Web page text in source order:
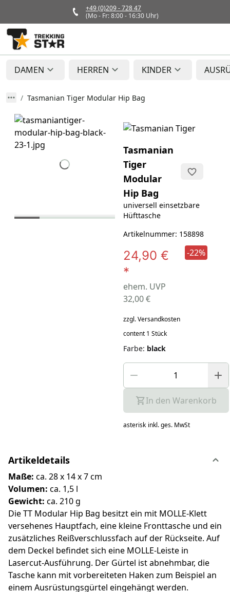
+49 (0)209 - 728 47
(Mo - Fr: 8:00 - 16:30 Uhr)
DAMEN HERREN KINDER
Tasmanian Tiger Modular Hip Bag
Tasmanian
Tiger
Modular
Hip Bag
universell einsetzbare
Hüfttasche
Artikelnummer: 158898
24,90 €
*
ehem. UVP
32,00 €
-22%
zzgl. Versandkosten
content 1 Stück
Farbe: black
In den Warenkorb
asterisk inkl. ges. MwSt
Artikeldetails
Maße: ca. 28 x 14 x 7 cm
Volumen: ca. 1,5 l
Gewicht: ca. 210 g
Die TT Modular Hip Bag besitzt ein mit MOLLE-Klett
versehenes Hauptfach, eine kleine Fronttasche und ein
zusätzliches Reißverschlussfach auf der Rückseite. Auf
dem Deckel befindet sich eine MOLLE-Leiste in
Lasercut-Ausführung. Der Gürtel ist abnehmbar, die
Tasche kann mit vorbereiteten Haken zum Beispiel an
einem Ausrüstungsgürtel eingehängt werden.